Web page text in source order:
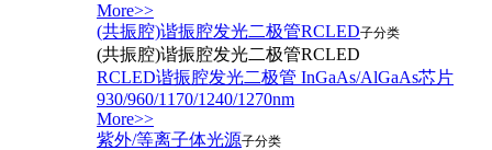
More>>
(共振腔)谐振腔发光二极管RCLED子分类
(共振腔)谐振腔发光二极管RCLED
RCLED谐振腔发光二极管 InGaAs/AlGaAs芯片
930/960/1170/1240/1270nm
More>>
紫外/等离子体光源子分类